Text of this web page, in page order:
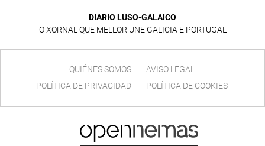
DIARIO LUSO-GALAICO
O XORNAL QUE MELLOR UNE GALICIA E PORTUGAL
QUIÉNES SOMOS
AVISO LEGAL
POLÍTICA DE PRIVACIDAD
POLÍTICA DE COOKIES